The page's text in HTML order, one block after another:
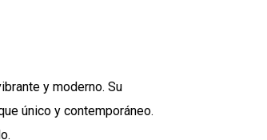
y moderno. Su
único y contemporáneo.